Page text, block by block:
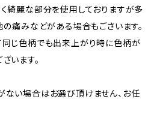
綺麗な部分を使用しておりますが多
の痛みなどがある場合もごさいます。
同じ色柄でも出来上がり時に色柄が
います。
ない場合はお選び頂けません、お任